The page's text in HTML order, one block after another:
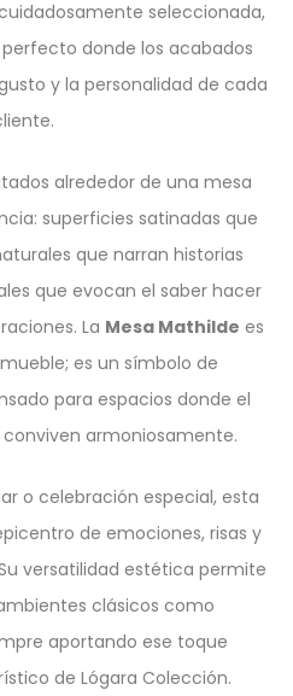
seleccionada,
donde los acabados
y la personalidad de cada
alrededor de una mesa
superficies satinadas que
que narran historias
que evocan el saber hacer
La Mesa Mathilde es
es un símbolo de
para espacios donde el
armoniosamente.
o celebración especial, esta
de emociones, risas y
versatilidad estética permite
clásicos como
aportando ese toque
de Lógara Colección.